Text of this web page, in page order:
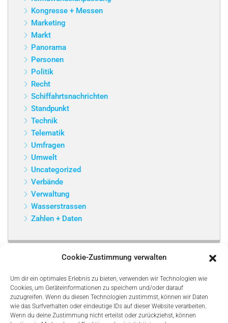
Cookie-Zustimmung verwalten
Um dir ein optimales Erlebnis zu bieten, verwenden wir Technologien wie
Cookies, um Geräteinformationen zu speichern und/oder darauf
zuzugreifen. Wenn du diesen Technologien zustimmst, können wir Daten
wie das Surfverhalten oder eindeutige IDs auf dieser Website verarbeiten.
Wenn du deine Zustimmung nicht erteilst oder zurückziehst, können
Kongresse + Messen
Marketing
Markt
Panorama
Personen
Politik
Recht
Schiffahrtsnachrichten
Standpunkt
Technik
Telematik
Umfragen
Umwelt
Uncategorized
Verbände
Verwaltung
Wasserstrassen
Zahlen + Daten